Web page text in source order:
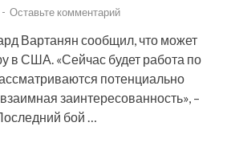
- Оставьте комментарий
Вартанян сообщил, что может
в США. «Сейчас будет работа по
потенциально
заинтересованность», –
бой …